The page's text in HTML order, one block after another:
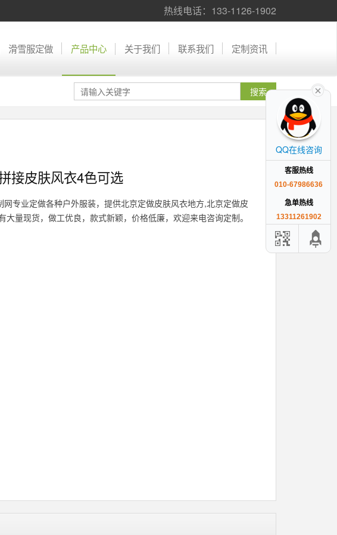
热线电话：133-1126-1902
滑雪服定做 产品中心 关于我们 联系我们 定制资讯
接皮肤风衣4色可选
网专业定做各种户外服装，提供北京定做皮肤风衣地方,北京定做皮
大量现货，做工优良，款式新颖，价格低廉，欢迎来电咨询定制。
QQ在线咨询
客服热线
010-67986636
急单热线
13311261902